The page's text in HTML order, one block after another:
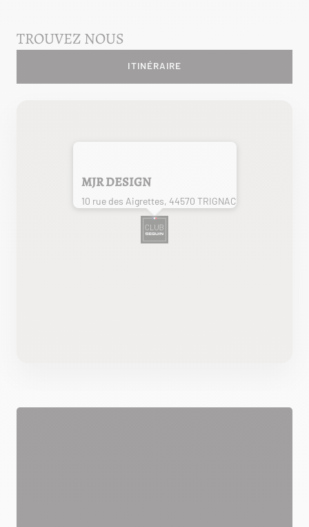
TROUVEZ NOUS
ITINÉRAIRE
MJR DESIGN
10 rue des Aigrettes, 44570 TRIGNAC